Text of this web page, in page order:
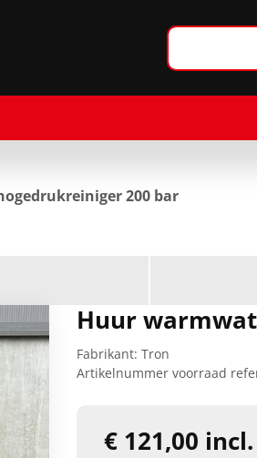
200 bar
Huur
Fabrikant: Tron
Artikelnummer voorraad
€ 121,00